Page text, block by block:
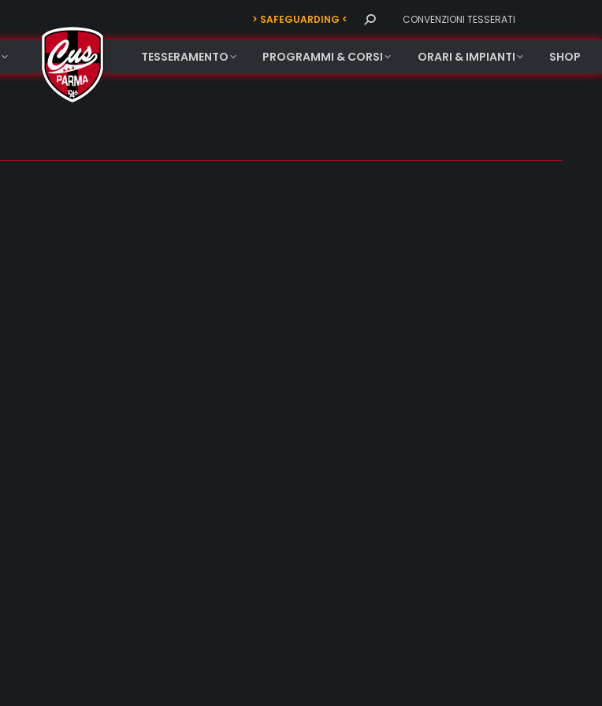
> SAFEGUARDING < Search: CONVENZIONI TESSERATI
TESSERAMENTO PROGRAMMI & CORSI ORARI & IMPIANTI SHOP